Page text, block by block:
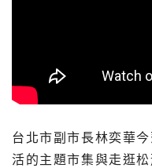
台北市副市長林奕華
活的主題市集與走逛